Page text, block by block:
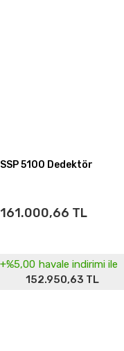
SSP 5100 Dedektör
161.000,66 TL
+%5,00 havale indirimi ile
152.950,63 TL